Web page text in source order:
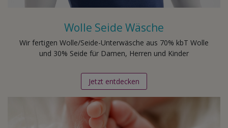
Wolle Seide Wäsche
Wir fertigen Wolle/Seide-Unterwäsche aus 70% kbT Wolle
und 30% Seide für Damen, Herren und Kinder
Jetzt entdecken